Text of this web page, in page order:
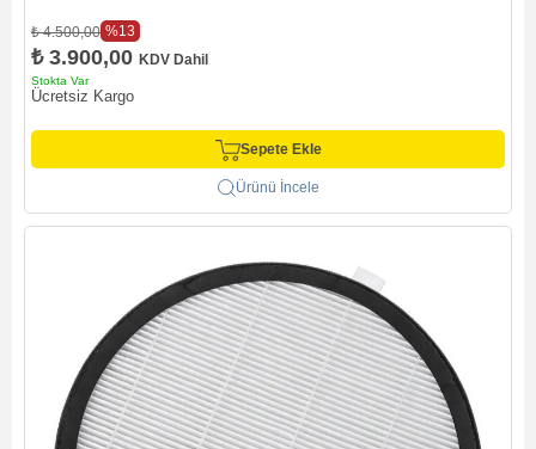
₺ 3.900,00 KDV Dahil
₺ 4.500,00 %13
Stokta Var
Ücretsiz Kargo
Sepete Ekle
Ürünü İncele